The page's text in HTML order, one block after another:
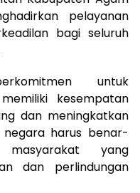
pelayanan
bagi seluruh
untuk
kesempatan
dan meningkatkan
negara harus benar-
yang
dan perlindungan